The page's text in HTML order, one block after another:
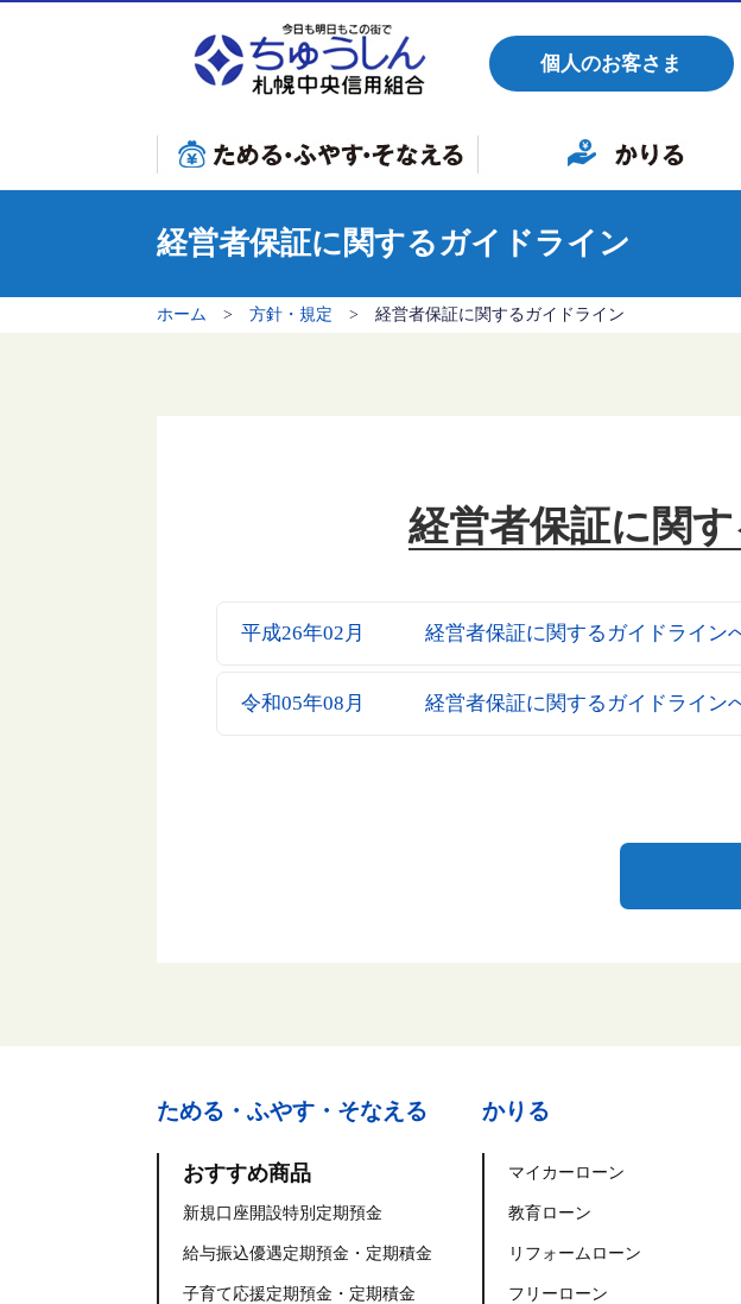
個人のお客さま
おすすめ商品
新規口座開設特別定期預金
給与振込優遇定期預金・定期積金
子育て応援定期預金・定期積金
年金受取予約定期預金
退職金定期預金
年金定期預金プレミアム
年金定期預金
相続定期預金
預金・積金商品一覧
国債窓口販売
個人型確定拠出年金iDeCo(イデコ)
保険窓口販売
小規模企業共済 おすすめ商品
経営者保証に関するガイドライン
ホーム > 方針・規定 > 経営者保証に関するガイドライン
経営者保証に関す
平成26年02月 経営者保証に関するガイドライン
令和05年08月 経営者保証に関するガイドライン
ためる・ふやす・そなえる
おすすめ商品
新規口座開設特別定期預金
給与振込優遇定期預金・定期積金
子育て応援定期預金・定期積金
かりる
マイカーローン
教育ローン
リフォームローン
フリーローン